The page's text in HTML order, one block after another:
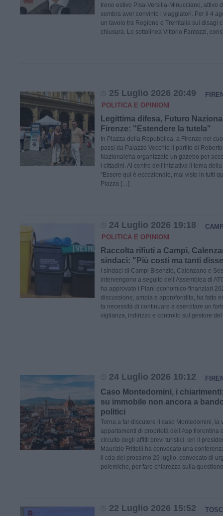
treno estivo Pisa-Versilia-Minucciano, attivo
sembra aver convinto i viaggiatori. Per il 4
un tavolo tra Regione e Trenitalia sui disagi
chiusura. Lo sottolinea Vittorio Fantozzi,
25 Luglio 2026 20:49
POLITICA E OPINIONI
Legittima difesa, Futuro
Firenze: "Estendere la tutela"
In Piazza della Repubblica, a Firenze nel
passi da Palazzo Vecchio il partito di
Nazionaleha organizzato un gazebo per
i cittadini. Al centro dell’iniziativa il tema
“Essere qui è eccezionale, mai visto in tutti
Piazza […]
24 Luglio 2026 19:18
POLITICA E OPINIONI
Raccolta rifiuti a Campi,
sindaci: "Più costi ma tanti
I sindaci di Campi Bisenzio, Calenzano e
intervengono a seguito dell’Assemblea di
ha approvato i Piani economico-finanziari
discussione, ampia e approfondita, ha fatto
la necessità di continuare a esercitare un
vigilanza, indirizzo e controllo sul gestore
24 Luglio 2026 10:12
Caso Montedomini, i
su immobile non ancora a
politici
Torna a far discutere il caso Montedomini, la
appartamenti di proprietà dell’Asp fiorentina
circuito degli affitti brevi turistici. Ieri il
Maurizio Frittelli ha convocato una
il cda del prossimo 29 luglio, convocato di
polemiche, per fare chiarezza sulla
22 Luglio 2026 15:52